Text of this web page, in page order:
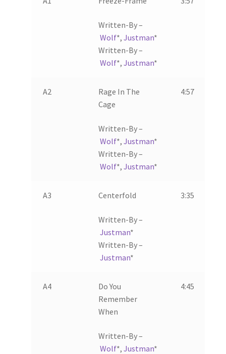
Written-By –
Wolf*, Justman*
Written-By –
Wolf*, Justman*
A2
Rage In The
Cage
Written-By –
Wolf*, Justman*
Written-By –
Wolf*, Justman*
4:57
A3 Centerfold
Written-By –
Justman*
Written-By –
Justman*
3:35
A4
Do You
Remember
When
Written-By –
Wolf*, Justman*
4:45